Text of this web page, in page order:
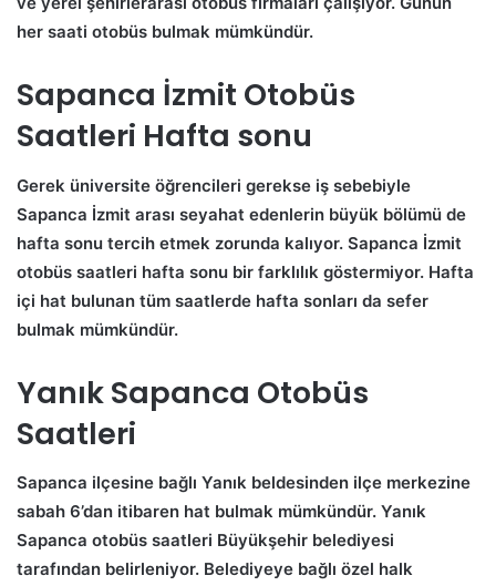
her saati otobüs bulmak mümkündür.
Sapanca İzmit Otobüs
Saatleri Hafta sonu
Gerek üniversite öğrencileri gerekse iş sebebiyle
Sapanca İzmit arası seyahat edenlerin büyük bölümü de
hafta sonu tercih etmek zorunda kalıyor. Sapanca İzmit
otobüs saatleri hafta sonu bir farklılık göstermiyor. Hafta
içi hat bulunan tüm saatlerde hafta sonları da sefer
bulmak mümkündür.
Yanık Sapanca Otobüs
Saatleri
Sapanca ilçesine bağlı Yanık beldesinden ilçe merkezine
sabah 6’dan itibaren hat bulmak mümkündür. Yanık
Sapanca otobüs saatleri Büyükşehir belediyesi
tarafından belirleniyor. Belediyeye bağlı özel halk